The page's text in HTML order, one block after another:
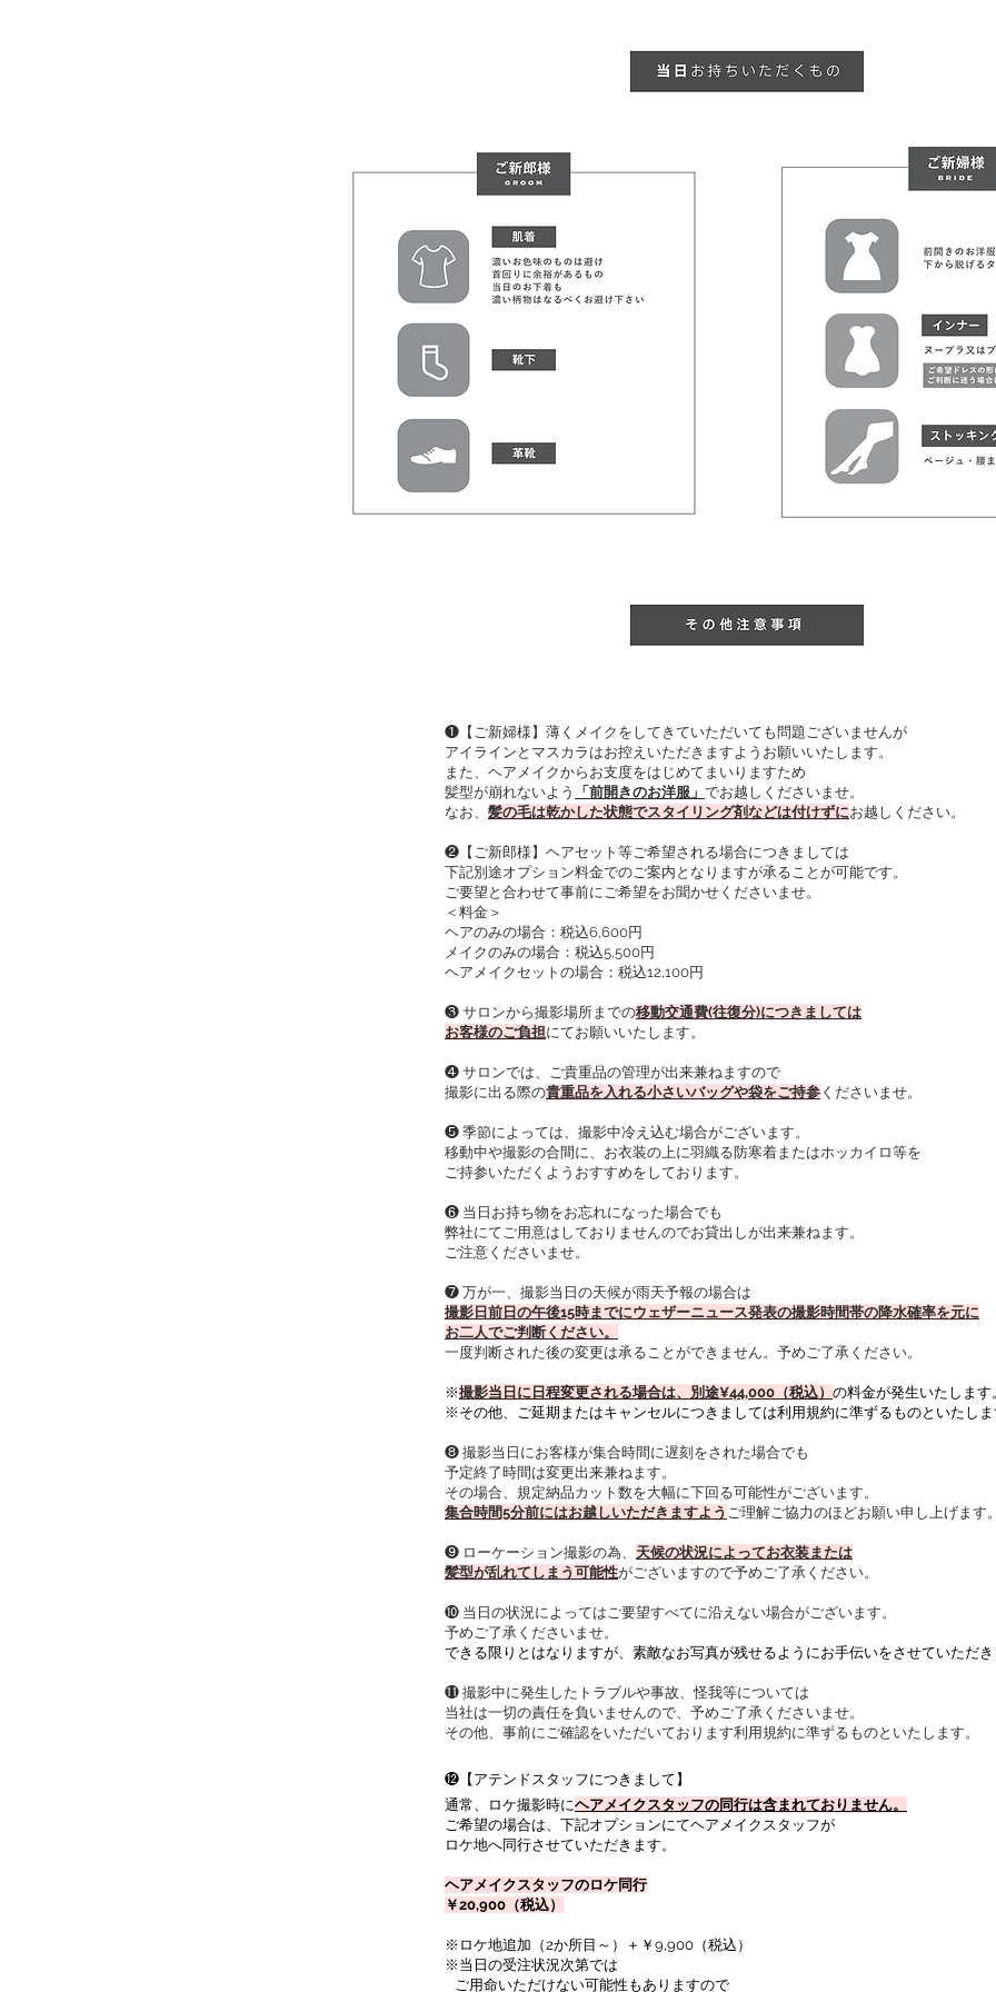
❶【ご新婦様】薄くメイクをしてきていただいても問題ございませんが
アイラインとマスカラはお控えいただきますようお願いいたします。
また、ヘアメイクからお支度をはじめてまいりますため
髪型が崩れないよう
「前開きのお洋服」 でお越しくださいませ。
なお、 髪の毛は乾かした状態でスタイリング剤などは付けずにお越しください。
❷【ご新郎様】ヘアセット等ご希望される場合につきましては
下記別途オプション料金でのご案内となりますが承ることが可能です。
ご要望と合わせて事前にご希望をお聞かせくださいませ。
＜料金＞
ヘアのみの場合：税込6,600円
メイクのみの場合：税込5,500円
ヘアメイクセットの場合：税込12,100円
❸ サロンから撮影場所までの移動交通費(往復分)につきましては
お客様のご負担にてお願いいたします。
❹ サロンでは、ご貴重品の管理が出来兼ねますので
撮影に出る際の貴重品を入れる小さいバッグや袋をご持参 くださいませ。
❺ 季節によっては、撮影中冷え込む場合がございます。
移動中や撮影の合間に、お衣装の上に羽織る防寒着またはホッカイロ等を
ご持参いただくようおすすめをしております。
❻ 当日お持ち物をお忘れになった場合でも
弊社にてご用意はしておりませんのでお貸出しが出来兼ねます。
ご注意くださいませ。
❼ 万が一、撮影当日の天候が雨天予報の場合は
撮影日前日の午後15時までにウェザーニュース発表の撮影時間帯の降水確率を元に
お二人でご判断ください。
一度判断された後の変更は承ることができません。予めご了承ください。
※撮影当日に日程変更される場合は、別途¥44,000（税込） の料金が発生いたします
※その他、ご延期またはキャンセルにつきましては利用規約に準ずるものといたし
❽ 撮影当日にお客様が集合時間に遅刻をされた場合でも
予定終了時間は変更出来兼ねます。
その場合、規定納品カット数を大幅に下回る可能性がございます。
集合時間5分前にはお越しいただきますよう ご理解ご協力のほどお願い申し上げます
❾ ローケーション撮影の為、 天候の状況によってお衣装または
髪型が乱れてしまう可能性がございますので予めご了承ください。
❿ 当日の状況によってはご要望すべてに沿えない場合がございます。
予めご了承くださいませ。
できる限りとはなりますが、素敵なお写真が残せるようにお手伝いをさせていただ
⓫ 撮影中に発生したトラブルや事故、怪我等については
当社は一切の責任を負いませんので、予めご了承くださいませ。
その他、事前にご確認をいただいております利用規約に準ずるものといたします。
⓬【アテンドスタッフにつきまして】
通常、ロケ撮影時にヘアメイクスタッフの同行は含まれておりません。
ご希望の場合は、下記オプションにてヘアメイクスタッフが
ロケ地へ同行させていただきます。
ヘアメイクスタッフのロケ同行
￥20,900（税込）
※ロケ地追加（2か所目～）＋￥9,900（税込）
※当日の受注状況次第では
ご用命いただけない可能性もありますので